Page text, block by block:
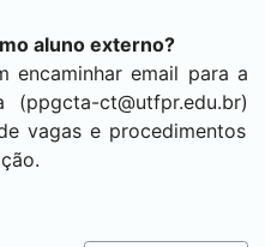
aluno externo?
encaminhar email para a
(ppgcta-ct@utfpr.edu.br)
vagas e procedimentos